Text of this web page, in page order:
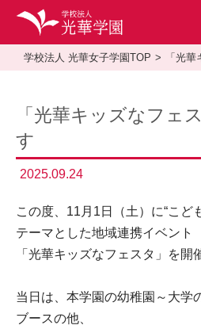
学校法人 光華女子学園TOP 「光
「光華キッズなフェ
す
2025.09.24
この度、11月1日（土）に“こど
テーマとした地域連携イベント
「光華キッズなフェスタ」を開
当日は、本学園の幼稚園～大学
ブースの他、